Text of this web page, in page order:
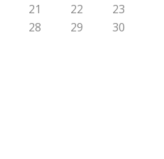
21 22
23
28 29
30